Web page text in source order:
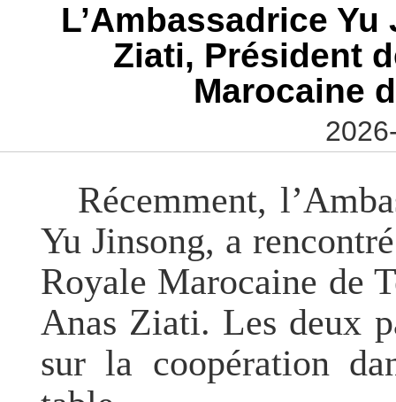
L’Ambassadrice
Ziati, Président
Marocaine
Récemment,
Yu Jinsong, a
Royale Marocaine de
Anas Ziati. Les deux
sur la coopération